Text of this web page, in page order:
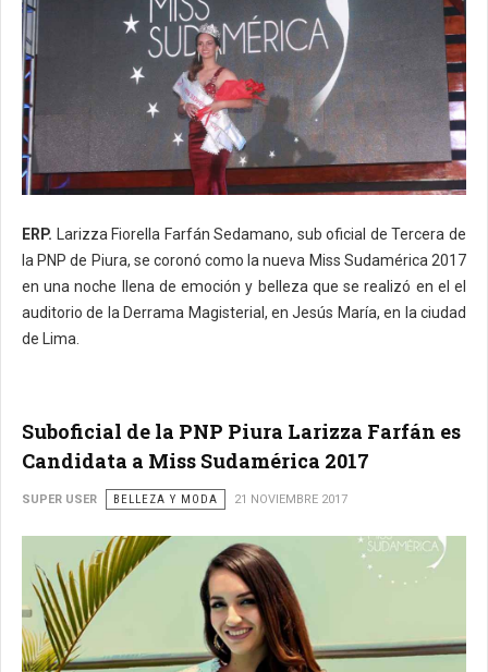
ERP. Larizza Fiorella Farfán Sedamano, sub oficial de Tercera de
la PNP de Piura, se coronó como la nueva Miss Sudamérica 2017
en una noche llena de emoción y belleza que se realizó en el el
auditorio de la Derrama Magisterial, en Jesús María, en la ciudad
de Lima.
Suboficial de la PNP Piura Larizza Farfán es
Candidata a Miss Sudamérica 2017
SUPER USER BELLEZA Y MODA 21 NOVIEMBRE 2017